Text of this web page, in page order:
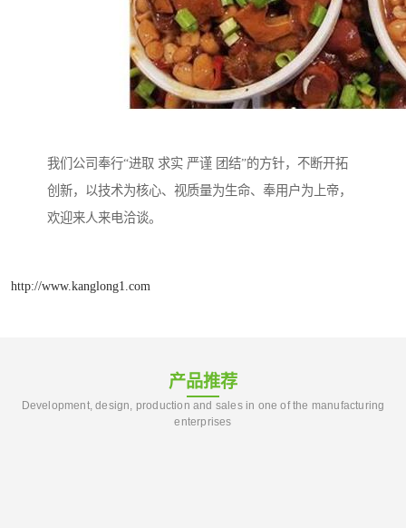
我们公司奉行“进取 求实 严谨 团结”的方针，不断开拓
创新，以技术为核心、视质量为生命、奉用户为上帝，
欢迎来人来电洽谈。
http://www.kanglong1.com
产品推荐
Development, design, production and sales in one of the manufacturing
enterprises